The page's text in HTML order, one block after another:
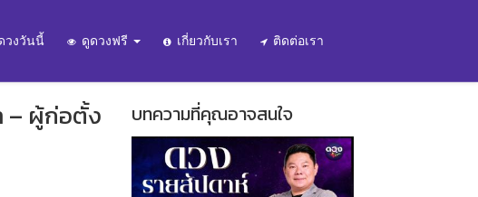
วงวันนี้ ดูดวงฟรี เกี่ยวกับเรา ติดต่อเรา
– ผู้ก่อตั้ง
บทความที่คุณอาจสนใจ